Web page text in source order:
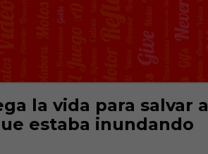
la vida para salvar a
estaba inundando